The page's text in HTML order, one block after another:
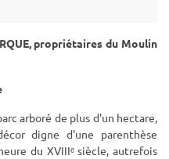
propriétaires du Moulin
arboré de plus d'un hectare,
digne d'une parenthèse
du XVIIIᵉ siècle, autrefois